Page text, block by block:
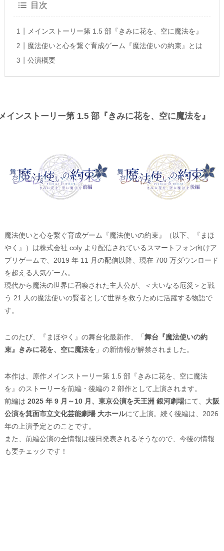
目次
メインストーリー第 1.5 部『きみに花を、空に魔法を』
魔法使いと心を繋ぐ育成ゲーム『魔法使いの約束』とは
公演概要
インストーリー第 1.5 部『きみに花を、空に魔法を』
魔法使いと心を繋ぐ育成ゲーム『魔法使いの約束』（以下、『まほ
やく』）は株式会社 coly より配信されているスマートフォン向けア
プリゲームで、2019 年 11 月の配信以降、現在 700 万ダウンロード
を超える人気ゲーム。
現代から魔法の世界に召喚された主人公が、＜大いなる厄災＞と戦
う 21 人の魔法使いの賢者として世界を救うために活躍する物語で
す。
このたび、『まほやく』の舞台化最新作、「 舞台『魔法使いの約
束』きみに花を、空に魔法を」の新情報が解禁されました。
本作は、原作メインストーリー第 1.5 部『きみに花を、空に魔法
を』のストーリーを前編・後編の 2 部作として上演されます。
前編は 2025 年 9 月～10 月、東京公演を天王洲 銀河劇場にて、 大阪
公演を箕面市立文化芸能劇場 大ホールにて上演。続く後編は、2026
年の上演予定とのことです。
また、前編公演の全情報は後日発表されるそうなので、今後の情報
も要チェックです！